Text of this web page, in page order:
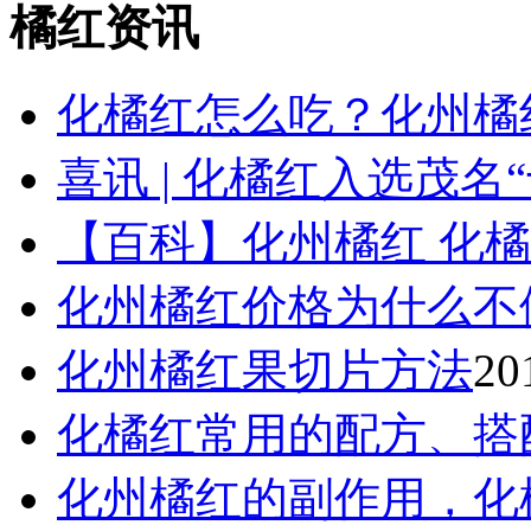
橘红资讯
化橘红怎么吃？化州
喜讯 | 化橘红入选茂名
【百科】化州橘红 化
化州橘红价格为什么不
化州橘红果切片方法
化橘红常用的配方、
化州橘红的副作用，